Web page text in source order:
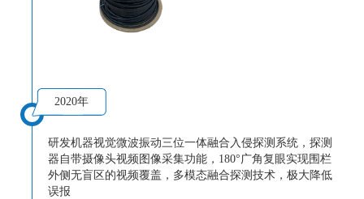
2020年
研发机器视觉微波振动三位一体融合入侵探测系统，探测
器自带摄像头视频图像采集功能，180°广角复眼实现围栏
外侧无盲区的视频覆盖，多模态融合探测技术，极大降低
误报